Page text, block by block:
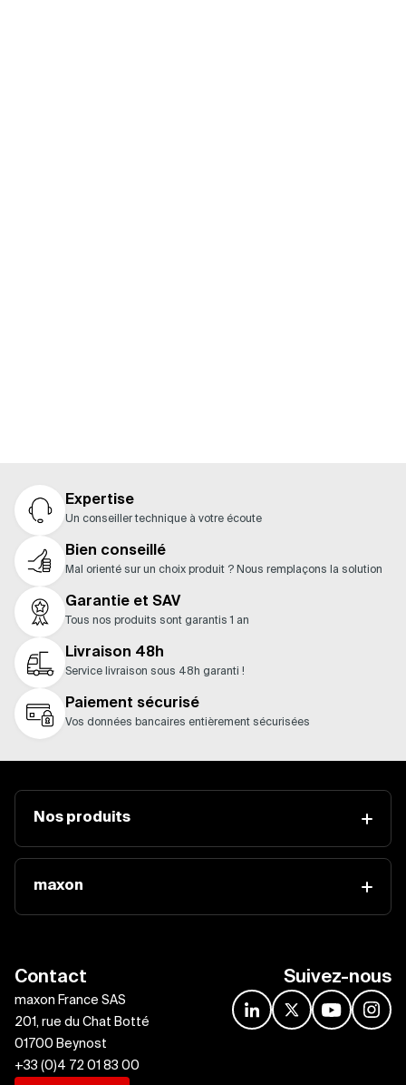
Expertise
Un conseiller technique à votre écoute
Bien conseillé
Mal orienté sur un choix produit ? Nous remplaçons la solution
Garantie et SAV
Tous nos produits sont garantis 1 an
Livraison 48h
Service livraison sous 48h garanti !
Paiement sécurisé
Vos données bancaires entièrement sécurisées
Nos produits
maxon
Contact
maxon France SAS
201, rue du Chat Botté
01700 Beynost
+33 (0)4 72 01 83 00
Suivez-nous
linkedinx youtube